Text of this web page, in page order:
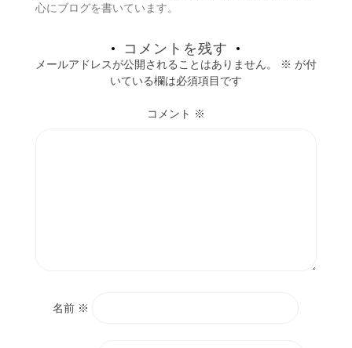
心にブログを書いています。
コメントを残す
メールアドレスが公開されることはありません。 ※ が付
いている欄は必須項目です
コメント ※
名前 ※